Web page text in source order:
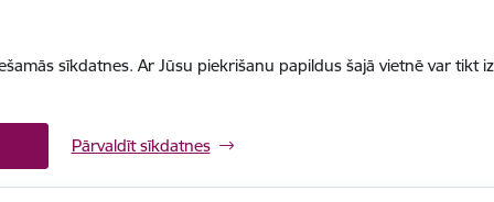
sīkdatnes. Ar Jūsu piekrišanu papildus šajā vietnē var tikt
Pārvaldīt sīkdatnes